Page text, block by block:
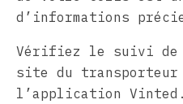
d’informations
Vérifiez le suivi
site du transporteur
l’application